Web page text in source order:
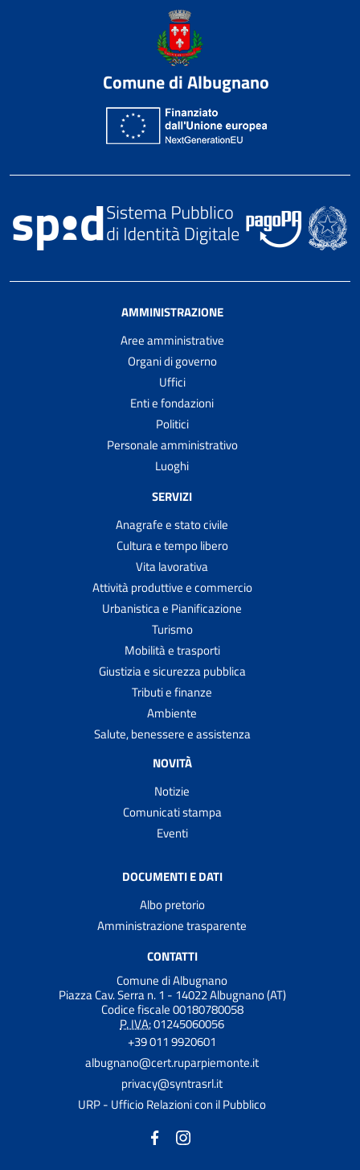
Comune di Albugnano
AMMINISTRAZIONE
Aree amministrative
Organi di governo
Uffici
Enti e fondazioni
Politici
Personale amministrativo
Luoghi
SERVIZI
Anagrafe e stato civile
Cultura e tempo libero
Vita lavorativa
Attività produttive e commercio
Urbanistica e Pianificazione
Turismo
Mobilità e trasporti
Giustizia e sicurezza pubblica
Tributi e finanze
Ambiente
Salute, benessere e assistenza
NOVITÀ
Notizie
Comunicati stampa
Eventi
DOCUMENTI E DATI
Albo pretorio
Amministrazione trasparente
CONTATTI
Comune di Albugnano
Piazza Cav. Serra n. 1 - 14022 Albugnano (AT)
Codice fiscale 00180780058
P. IVA:01245060056
+39 011 9920601
albugnano@cert.ruparpiemonte.it
privacy@syntrasrl.it
URP - Ufficio Relazioni con il Pubblico